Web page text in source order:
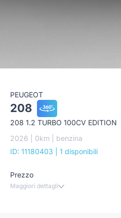
PEUGEOT
208
208 1.2 TURBO 100CV EDITION
2026 | 0km | benzina
ID: 11180403
| 1 disponibili
Prezzo
Maggiori dettagli